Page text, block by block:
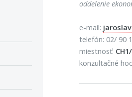
oddelenie
e-mail:
telefón: 02/ 90
miestnosť:
konzultačné